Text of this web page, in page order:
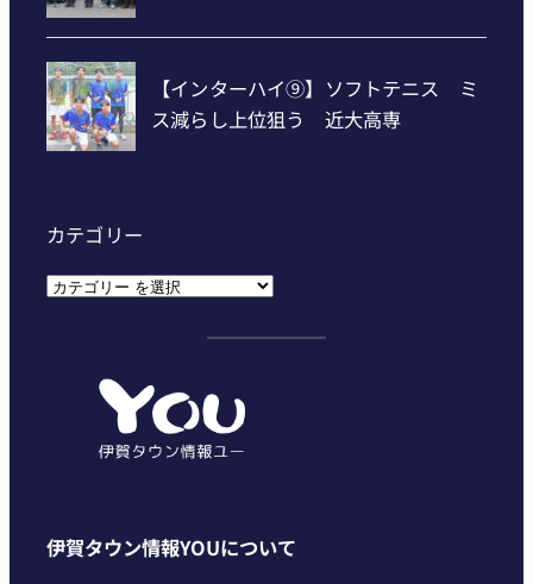
カテゴリー
カ
伊賀タウン情報YOUについて